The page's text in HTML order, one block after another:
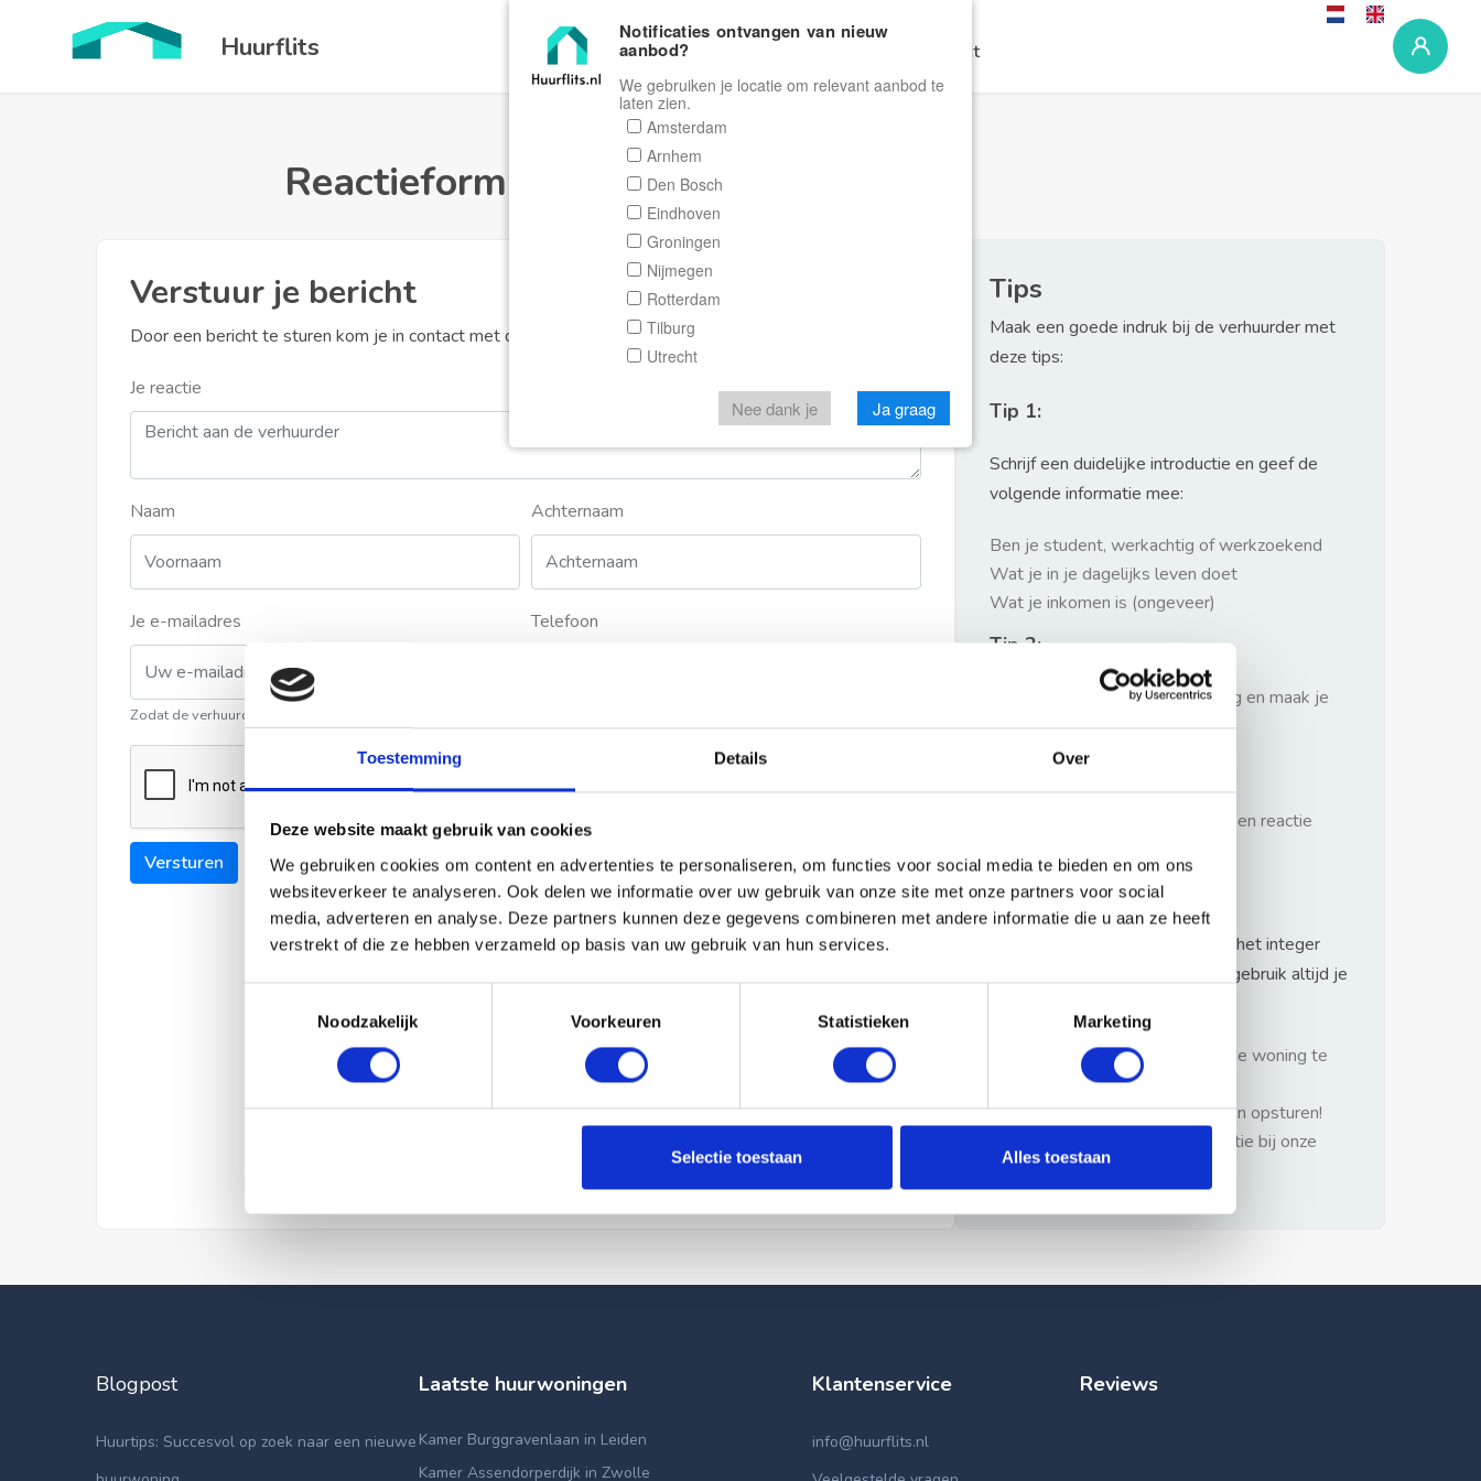
Toestemming Details Over
Deze website maakt gebruik van cookies
We gebruiken cookies om content en advertenties te personaliseren, om functies voor social media te bieden en om ons
websiteverkeer te analyseren. Ook delen we informatie over uw gebruik van onze site met onze partners voor social
media, adverteren en analyse. Deze partners kunnen deze gegevens combineren met andere informatie die u aan ze heeft
verstrekt of die ze hebben verzameld op basis van uw gebruik van hun services.
Noodzakelijk
Voorkeuren Statistieken Marketing
Selectie toestaan Alles toestaan
Huurflits Home Zoeken Contact
Reactieformulier Huurflits
Verstuur je bericht
Door een bericht te sturen kom je in contact met de aanbieder of makelaar van de woning.
Je reactie
Naam Achternaam
Je e-mailadres
Zodat de verhuurder contact met u kan opnemen
Telefoon
Versturen
Tips
Maak een goede indruk bij de verhuurder met
deze tips:
Tip 1:
Schrijf een duidelijke introductie en geef de
volgende informatie mee:
Ben je student, werkachtig of werkzoekend
Wat je in je dagelijks leven doet
Wat je inkomen is (ongeveer)
Tip 2:
Wees beleefd, niet te langdradig en maak je
verhaal kort
Wacht niet met reageren. Snel een reactie
Waarschuwing
Huurflits hecht veel waarde aan het integer
handelen van verhuurders maar gebruik altijd je
1: Nooit vooraf betalen zonder de woning te
hebben gezien.
2: Geen persoonlijke documenten opsturen!
3: Meld bij misbruik de advertentie bij onze
klantenservice.
Blogpost
Huurtips: Succesvol op zoek naar een nieuwe
Laatste huurwoningen
Kamer Burggravenlaan in Leiden
Kamer Assendorperdijk in Zwolle
Klantenservice
info@huurflits.nl
Reviews
Notificaties ontvangen van nieuw
aanbod?
We gebruiken je locatie om relevant aanbod te
laten zien.
Amsterdam
Arnhem
Den Bosch
Eindhoven
Groningen
Nijmegen
Rotterdam
Tilburg
Utrecht
Nee dank je Ja graag